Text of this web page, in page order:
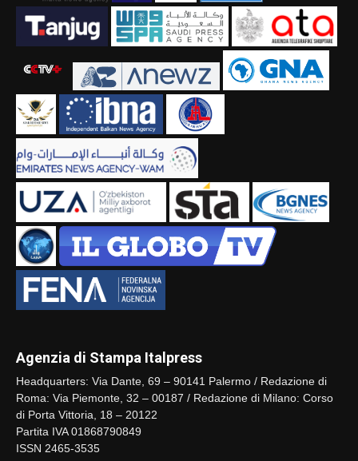
Agenzia di Stampa Italpress
Headquarters: Via Dante, 69 – 90141 Palermo / Redazione di
Roma: Via Piemonte, 32 – 00187 / Redazione di Milano: Corso
di Porta Vittoria, 18 – 20122
Partita IVA 01868790849
ISSN 2465-3535